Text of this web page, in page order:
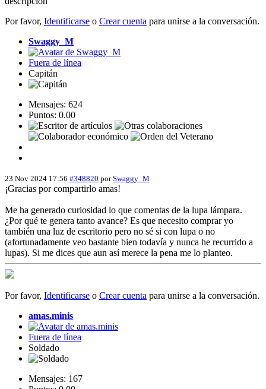
Por favor, Identificarse o Crear cuenta para unirse a la conversación.
Swaggy_M
Fuera de línea
Capitán
Mensajes: 624
Puntos: 0.00
23 Nov 2024 17:56 #348820 porSwaggy_M
¡Gracias por compartirlo amas!
Me ha generado curiosidad lo que comentas de la lupa lámpara.
¿Por qué te genera tanto avance? Es que necesito comprar yo
también una luz de escritorio pero no sé si con lupa o no
(afortunadamente veo bastante bien todavía y nunca he recurrido a
lupas). Si me dices que aun así merece la pena me lo planteo.
Por favor, Identificarse o Crear cuenta para unirse a la conversación.
amas.minis
Fuera de línea
Soldado
Mensajes: 167